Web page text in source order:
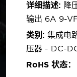
详细描述: 降
输出 6A 9-
类别: 集成电
压器 - DC-
RoHS 状态：